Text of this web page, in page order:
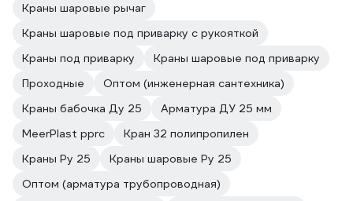
Краны шаровые рычаг
Краны шаровые под приварку с рукояткой
Краны под приварку
Краны шаровые под приварку
Проходные
Оптом (инженерная сантехника)
Краны бабочка Ду 25
Арматура ДУ 25 мм
MeerPlast pprc
Кран 32 полипропилен
Краны Ру 25
Краны шаровые Ру 25
Оптом (арматура трубопроводная)